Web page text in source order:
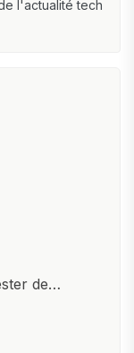
l'actualité tech
de